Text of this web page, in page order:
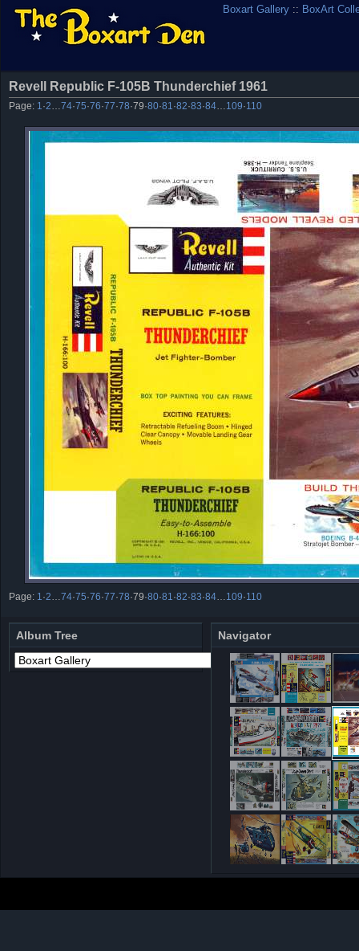
Boxart Gallery :: BoxArt
Revell Republic F-105B Thunderchief 1961
Page: 1 ·2 74·75·76·77·78·79·80·81 ·82·83·84 109·110
Page: 1 ·2 74·75·76·77·78·79·80·81 ·82·83·84 109·110
Album Tree Navigator